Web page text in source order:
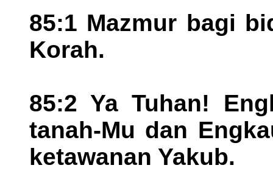
85:1 Mazmur bagi
Korah.
85:2 Ya Tuhan!
tanah-Mu dan
ketawanan Yakub.